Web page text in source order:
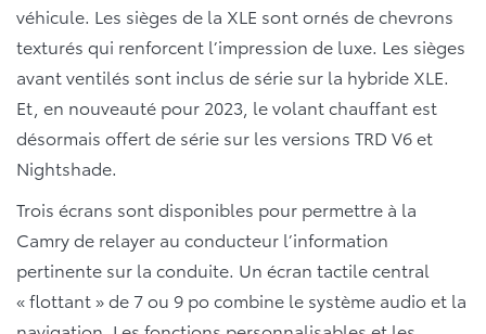
véhicule. Les sièges de la XLE sont ornés de chevrons
texturés qui renforcent l’impression de luxe. Les sièges
avant ventilés sont inclus de série sur la hybride XLE.
Et, en nouveauté pour 2023, le volant chauffant est
désormais offert de série sur les versions TRD V6 et
Nightshade.
Trois écrans sont disponibles pour permettre à la
Camry de relayer au conducteur l’information
pertinente sur la conduite. Un écran tactile central
« flottant » de 7 ou 9 po combine le système audio et la